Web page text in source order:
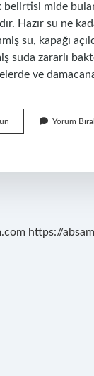
mide
Hazır su ne
su, kapağı
suda zararlı
ve
Ne
Bozulur
Yorum
https://